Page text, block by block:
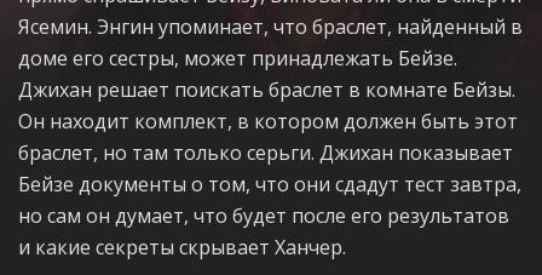
Ясемин. Энгин упоминает, что браслет, найденный в
доме его сестры, может принадлежать Бейзе.
Джихан решает поискать браслет в комнате Бейзы.
Он находит комплект, в котором должен быть этот
браслет, но там только серьги. Джихан показывает
Бейзе документы о том, что они сдадут тест завтра,
но сам он думает, что будет после его результатов
и какие секреты скрывает Ханчер.